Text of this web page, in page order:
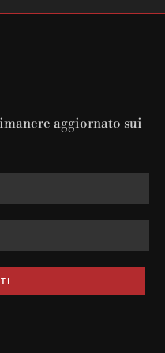
aggiornato sui